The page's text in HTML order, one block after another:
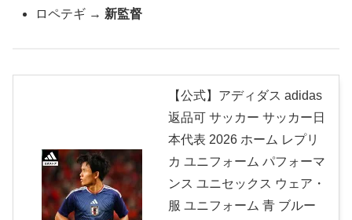
ロペテギ → 新監督
【公式】アディダス adidas
返品可 サッカー サッカー日
本代表 2026 ホーム レプリ
カ ユニフォーム パフォーマ
ンス ユニセックス ウェア・
服 ユニフォーム 青 ブルー